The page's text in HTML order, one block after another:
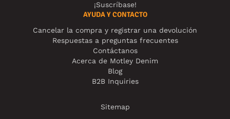
¡Suscríbase!
AYUDA Y CONTACTO
Cancelar la compra y registrar una devolución
Respuestas a preguntas frecuentes
Contáctanos
Acerca de Motley Denim
Blog
B2B Inquiries
Sitemap